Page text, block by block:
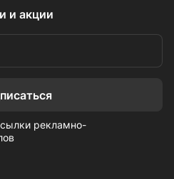
и акции
рекламно-